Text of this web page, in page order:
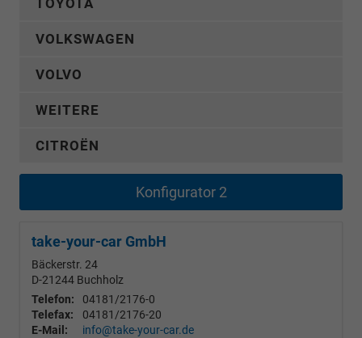
TOYOTA
VOLKSWAGEN
VOLVO
WEITERE
CITROËN
Konfigurator 2
take-your-car GmbH
Bäckerstr. 24
D-21244 Buchholz
Telefon:
04181/2176-0
Telefax:
04181/2176-20
E-Mail:
info@take-your-car.de